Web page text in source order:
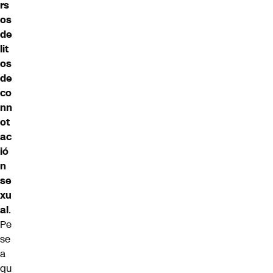
rs
os
de
lit
os
de
co
nn
ot
ac
ió
n
se
xu
al.
Pe
se
a
qu